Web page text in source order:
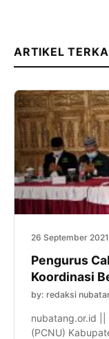
ARTIKEL
26 September 2021
Pengurus
Koordinasi
by: redaksi
nubatang.or.id ||
(PCNU)